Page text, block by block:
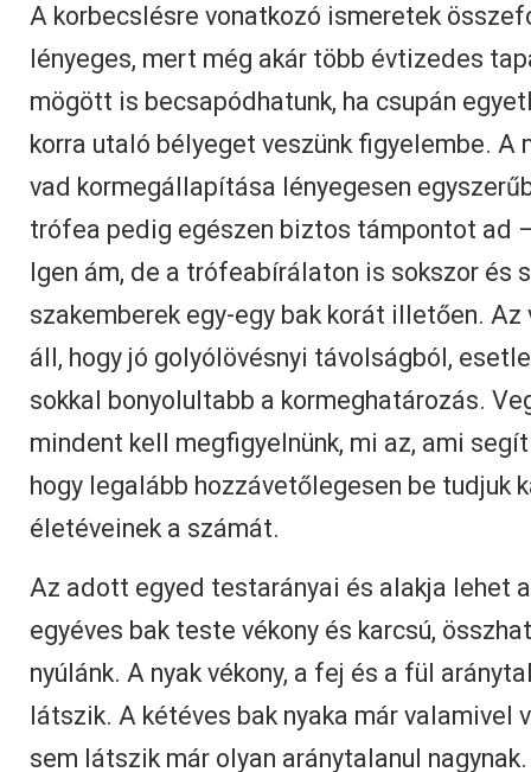
A korbecslésre vonatkozó ismeretek
lényeges, mert még akár több évtizedes
mögött is becsapódhatunk, ha csupán
korra utaló bélyeget veszünk figyelembe. A
vad kormegállapítása lényegesen
trófea pedig egészen biztos támpontot ad
Igen ám, de a trófeabírálaton is sokszor és
szakemberek egy-egy bak korát illetően.
áll, hogy jó golyólövésnyi távolságból,
sokkal bonyolultabb a kormeghatározás.
mindent kell megfigyelnünk, mi az, ami
hogy legalább hozzávetőlegesen be tudjuk
életéveinek a számát.
Az adott egyed testarányai és alakja lehet
egyéves bak teste vékony és karcsú,
nyúlánk. A nyak vékony, a fej és a fül
látszik. A kétéves bak nyaka már valamivel
sem látszik már olyan aránytalanul